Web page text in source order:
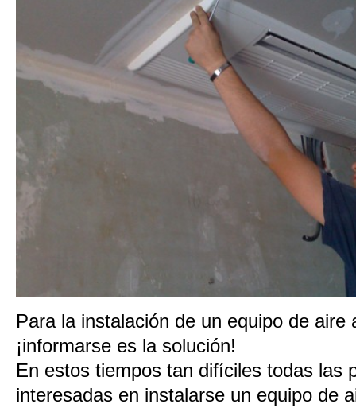
Para la instalación de un equipo de aire
¡informarse es la solución!
En estos tiempos tan difíciles todas las
interesadas en instalarse un equipo de